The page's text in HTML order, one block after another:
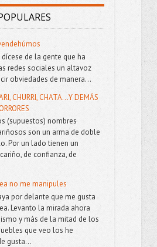
dícese de la gente que ha
redes sociales un altavoz
obviedades de manera...
CHURRI, CHATA...Y DEMÁS
(supuestos) nombres
son un arma de doble
Por un lado tienen un
de confianza, de
no me manipules
por delante que me gusta
Levanto la mirada ahora
y más de la mitad de los
que veo los he
gusta...